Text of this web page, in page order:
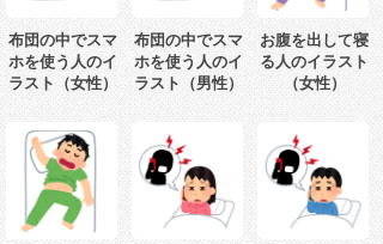
布団の中でスマ
ホを使う人のイ
ラスト（女性）
布団の中でスマ
ホを使う人のイ
ラスト（男性）
お腹を出して寝
る人のイラスト
（女性）